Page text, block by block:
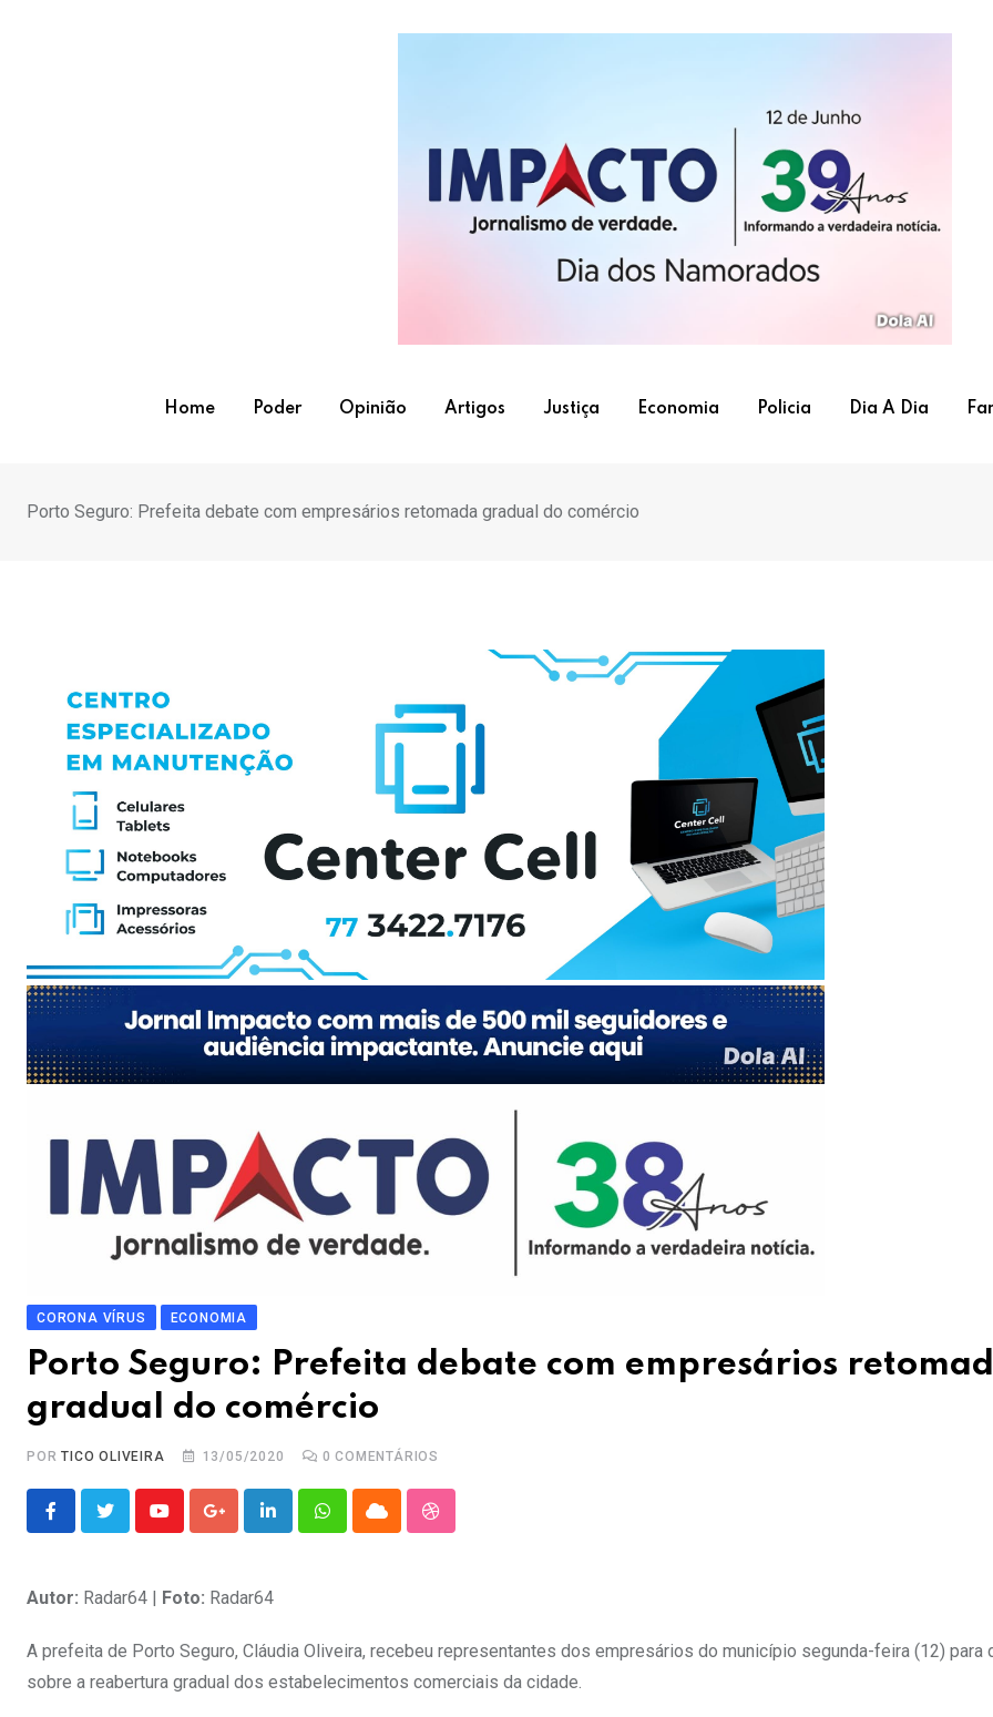
Home Poder Opinião Artigos Justiça Economia Policia Dia A Dia
Porto Seguro: Prefeita debate com empresários retomada gradual do comércio
CORONA VÍRUS ECONOMIA
Porto Seguro: Prefeita debate com empresários
gradual do comércio
PORTICO OLIVEIRA 13/05/2020 0 COMENTÁRIOS
YoutubeGoogle+LinkedInWhatsappCloud StumbleUpon
Autor: Radar64 | Foto: Radar64
A prefeita de Porto Seguro, Cláudia Oliveira, recebeu representantes dos empresários do município segunda-feira (12) para
sobre a reabertura gradual dos estabelecimentos comerciais da cidade.